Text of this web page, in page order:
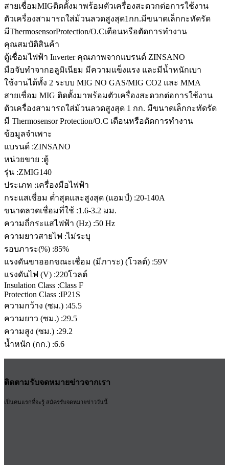
สายเชื่อมMIGติดตั้งมาพร้อมตัวเครื่องสะดวกต่อการใช้งาน
ตัวเครื่องสามารถใส่ม้วนลวดสูงสุด1กก.มีขนาดเล็กกะทัดรัด
มีThermosensorProtection/O.Cเตือนหรือตัดการทำงาน
คุณสมบัติสินค้า
ตู้เชื่อมไฟฟ้า Inverter คุณภาพจากแบรนด์ ZINSANO
มือจับทำจากอลูมิเนียม มีความแข็งแรง และมีน้ำหนักเบา
ใช้งานได้ทั้ง 2 ระบบ MIG NO GAS/MIG CO2 และ MMA
สายเชื่อม MIG ติดตั้งมาพร้อมตัวเครื่องสะดวกต่อการใช้งาน
ตัวเครื่องสามารถใส่ม้วนลวดสูงสุด 1 กก. มีขนาดเล็กกะทัดรัด
มี Thermosensor Protection/O.C เตือนหรือตัดการทำงาน
ข้อมูลจำเพาะ
แบรนด์ :ZINSANO
หน่วยขาย :ตู้
รุ่น :ZMIG140
ประเภท :เครื่องมือไฟฟ้า
กระแสเชื่อม ต่ำสุดและสูงสุด (แอมป์) :20-140A
ขนาดลวดเชื่อมที่ใช้ :1.6-3.2 มม.
ความถี่กระแสไฟฟ้า (Hz) :50 Hz
ความยาวสายไฟ :ไม่ระบุ
รอบภาระ(%) :85%
แรงดันขาออกขณะเชื่อม (มีภาระ) (โวลต์) :59V
แรงดันไฟ (V) :220โวลต์
Insulation Class :Class F
Protection Class :IP21S
ความกว้าง (ซม.) :45.5
ความยาว (ซม.) :29.5
ความสูง (ซม.) :29.2
น้ำหนัก (กก.) :6.6
ติดตามรับจดหมายข่าวจากเรา
เป็นคนแรกที่จะรู้ สมัครรับจดหมายข่าววันนี้